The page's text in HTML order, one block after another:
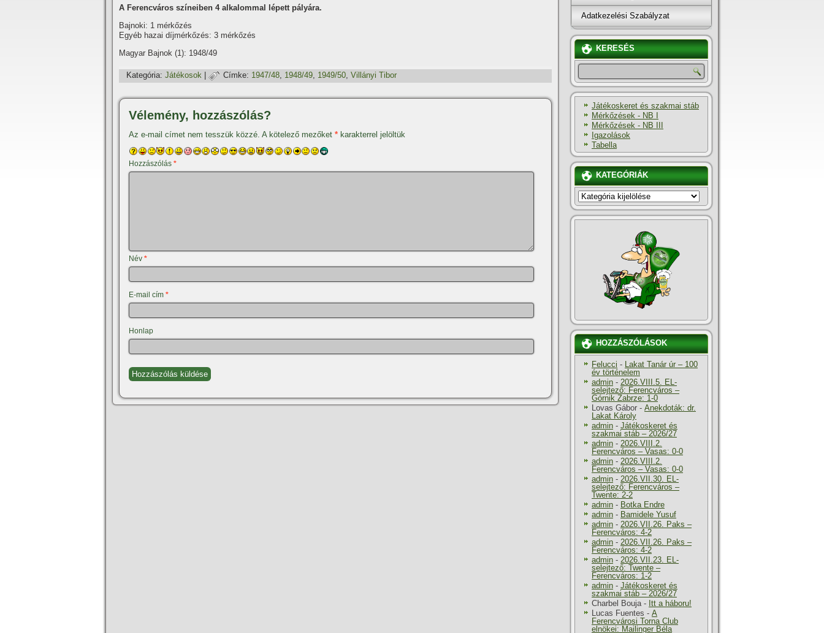
A Ferencváros szí­neiben 4 alkalommal lépett pályára.
Bajnoki: 1 mérkőzés
Egyéb hazai dí­jmérkőzés: 3 mérkőzés
Magyar Bajnok (1): 1948/49
Kategória: Játékosok Címke: 1947/48, 1948/49, 1949/50, Villányi Tibor
Vélemény, hozzászólás?
Az e-mail címet nem tesszük közzé. A kötelező mezőket * karakterrel jelöltük
Hozzászólás *
Név *
E-mail cím *
Honlap
Adatkezelési Szabályzat
KERESÉS
Játékoskeret és szakmai stáb
Mérkőzések - NB I
Mérkőzések - NB III
Igazolások
Tabella
KATEGÓRIÁK
KATEGÓRIÁK
HOZZÁSZÓLÁSOK
Felucci - Lakat Tanár úr – 100
év történelem
admin - 2026.VIII.5. EL-
selejtező: Ferencváros –
Górnik Zabrze: 1-0
Lovas Gábor - Anekdoták: dr.
Lakat Károly
admin - Játékoskeret és
szakmai stáb – 2026/27
admin - 2026.VIII.2.
Ferencváros – Vasas: 0-0
admin - 2026.VIII.2.
Ferencváros – Vasas: 0-0
admin - 2026.VII.30. EL-
selejtező: Ferencváros –
Twente: 2-2
admin - Botka Endre
admin - Bamidele Yusuf
admin - 2026.VII.26. Paks –
Ferencváros: 4-2
admin - 2026.VII.26. Paks –
Ferencváros: 4-2
admin - 2026.VII.23. EL-
selejtező: Twente –
Ferencváros: 1-2
admin - Játékoskeret és
szakmai stáb – 2026/27
Charbel Bouja- Itt a háboru!
Lucas Fuentes - A
Ferencvárosi Torna Club
elnökei: Mailinger Béla